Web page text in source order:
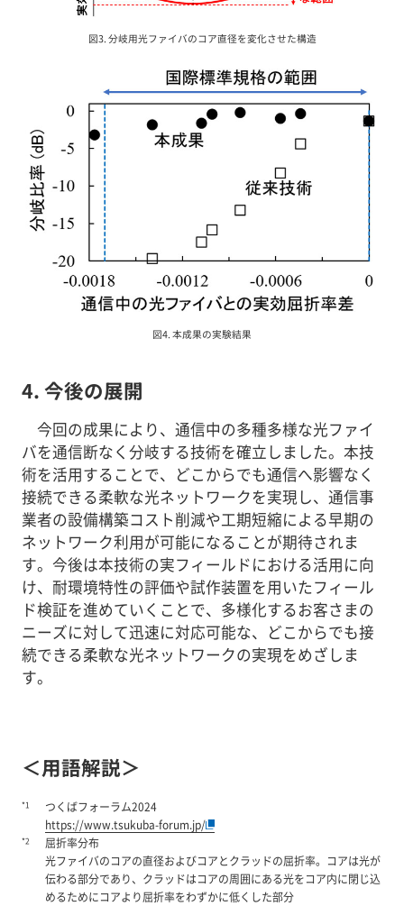
図3. 分岐用光ファイバのコア直径を変化させた構造
図4. 本成果の実験結果
4. 今後の展開
今回の成果により、通信中の多種多様な光ファイ
バを通信断なく分岐する技術を確立しました。本技
術を活用することで、どこからでも通信へ影響なく
接続できる柔軟な光ネットワークを実現し、通信事
業者の設備構築コスト削減や工期短縮による早期の
ネットワーク利用が可能になることが期待されま
す。今後は本技術の実フィールドにおける活用に向
け、耐環境特性の評価や試作装置を用いたフィール
ド検証を進めていくことで、多様化するお客さまの
ニーズに対して迅速に対応可能な、どこからでも接
続できる柔軟な光ネットワークの実現をめざしま
す。
＜用語解説＞
*1
つくばフォーラム2024
https://www.tsukuba-forum.jp/
*2
屈折率分布
光ファイバのコアの直径およびコアとクラッドの屈折率。コアは光が
伝わる部分であり、クラッドはコアの周囲にある光をコア内に閉じ込
めるためにコアより屈折率をわずかに低くした部分